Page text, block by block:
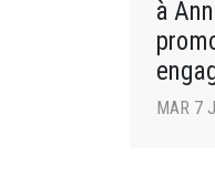
à
MAR 7